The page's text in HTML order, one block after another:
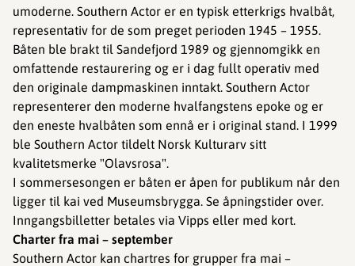
umoderne. Southern Actor er en typisk etterkrigs hvalbåt,
representativ for de som preget perioden 1945 – 1955.
Båten ble brakt til Sandefjord 1989 og gjennomgikk en
omfattende restaurering og er i dag fullt operativ med
den originale dampmaskinen inntakt. Southern Actor
representerer den moderne hvalfangstens epoke og er
den eneste hvalbåten som ennå er i original stand. I 1999
ble Southern Actor tildelt Norsk Kulturarv sitt
kvalitetsmerke "Olavsrosa".
I sommersesongen er båten er åpen for publikum når den
ligger til kai ved Museumsbrygga. Se åpningstider over.
Inngangsbilletter betales via Vipps eller med kort.
Charter fra mai – september
Southern Actor kan chartres for grupper fra mai –